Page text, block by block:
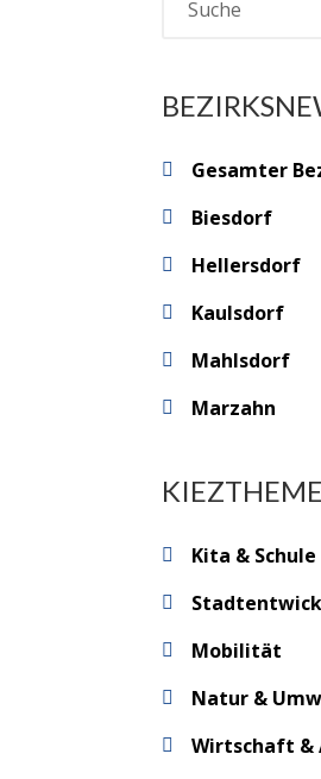
Gesamter
Biesdorf
Hellersdorf
Kaulsdorf
Mahlsdorf
Marzahn
Kita & Schule
Mobilität
Natur &
Wirtschaft &